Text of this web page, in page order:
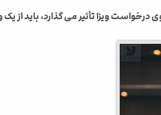
ویزا تأثیر می گذارد، باید از